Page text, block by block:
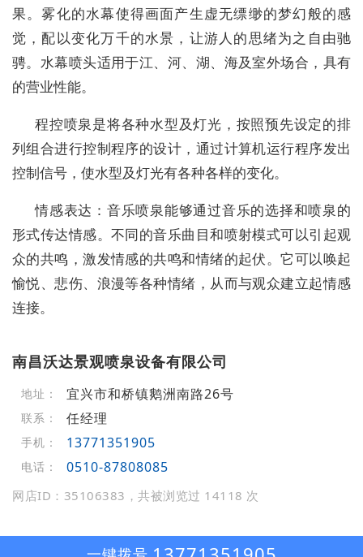
果。雾化的水幕使得画面产生虚无缥缈的梦幻般的感
觉，配以变化万千的水景，让游人的思绪为之自由驰
骋。水幕喷头适用于江、河、湖、海及室外场合，具有
的营业性能。
程控喷泉是将各种水型及灯光，按照预先设定的排
列组合进行控制程序的设计，通过计算机运行程序发出
控制信号，使水型及灯光有各种各样的变化。
情感表达：音乐喷泉能够通过音乐的选择和喷泉的
形式传达情感。不同的音乐曲目和喷射模式可以引起观
众的共鸣，激发情感的共鸣和情绪的起伏。它可以唤起
愉悦、悲伤、浪漫等各种情绪，从而与观众建立起情感
连接。
南昌沃达景观喷泉设备有限公司
地址： 宜兴市和桥镇鹅洲南路26号
联系： 任经理
手机： 13771351905
电话： 0510-87808085
网店ID：35106383，共被浏览过 14118 次